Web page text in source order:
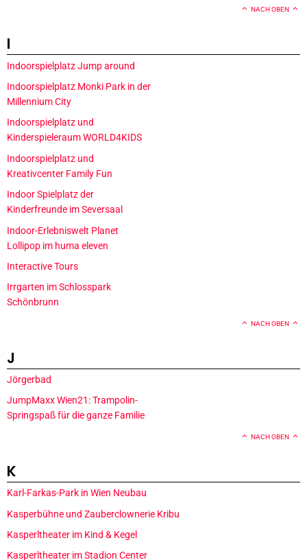
NACH OBEN
I
Indoorspielplatz Jump around
Indoorspielplatz Monki Park in der
Millennium City
Indoorspielplatz und
Kinderspieleraum WORLD4KIDS
Indoorspielplatz und
Kreativcenter Family Fun
Indoor Spielplatz der
Kinderfreunde im Seversaal
Indoor-Erlebniswelt Planet
Lollipop im huma eleven
Interactive Tours
Irrgarten im Schlosspark
Schönbrunn
NACH OBEN
J
Jörgerbad
JumpMaxx Wien21: Trampolin-
Springspaß für die ganze Familie
NACH OBEN
K
Karl-Farkas-Park in Wien Neubau
Kasperbühne und Zauberclownerie Kribu
Kasperltheater im Kind & Kegel
Kasperltheater im Stadion Center